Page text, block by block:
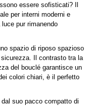
essere sofisticati? Il
per interni moderni e
pur rimanendo
spazio di riposo spazioso
Il contrasto tra la
del bouclé garantisce un
colori chiari, è il perfetto
suo pacco compatto di